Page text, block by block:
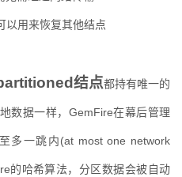
以用来恢复其他结点
结点都持有唯一的
数据一样， GemFire在幕后管理
多一跳内(at most one network
的哈希算法，分区数据会被自动